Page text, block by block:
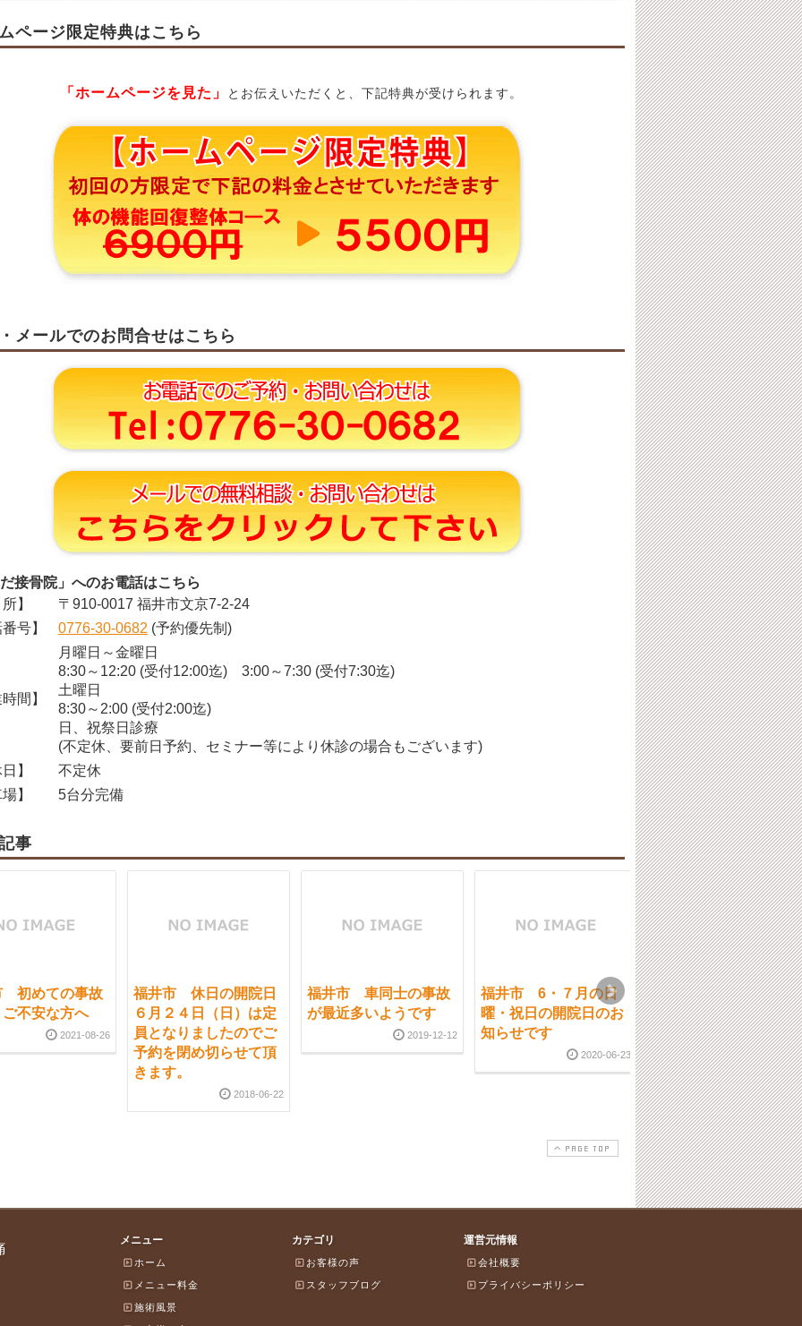
ページ限定特典はこちら
「ホームページを見た」 とお伝えいただくと、下記特典が受けられます。
メールでのお問合せはこちら
接骨院」へのお電話はこちら
】
〒910-0017 福井市文京7-2-24
号】
0776-30-0682 (予約優先制)
間】
月曜日～金曜日
8:30～12:20 (受付12:00迄) 3:00～7:30 (受付7:30迄)
土曜日
8:30～2:00 (受付2:00迄)
日、祝祭日診療
(不定休、要前日予約、セミナー等により休診の場合もございます)
】
不定休
】
5台分完備
事
初めての事故
不安な方へ
2021-08-26
福井市 休日の開院日
６月２４日（日）は定
員となりましたのでご
予約を閉め切らせて頂
きます。
2018-06-22
福井市 車同士の事故
が最近多いようです
2019-12-12
福井市 6・７月の日
曜・祝日の開院日のお
知らせです
2020-06-23
福井市 腰痛の回復す
る方、回復しない方
2018-06-
PAGE TOP
メニュー
ホーム
メニュー料金
施術風景
カテゴリ
お客様の声
スタッフブログ
運営元情報
会社概要
プライバシーポリシー